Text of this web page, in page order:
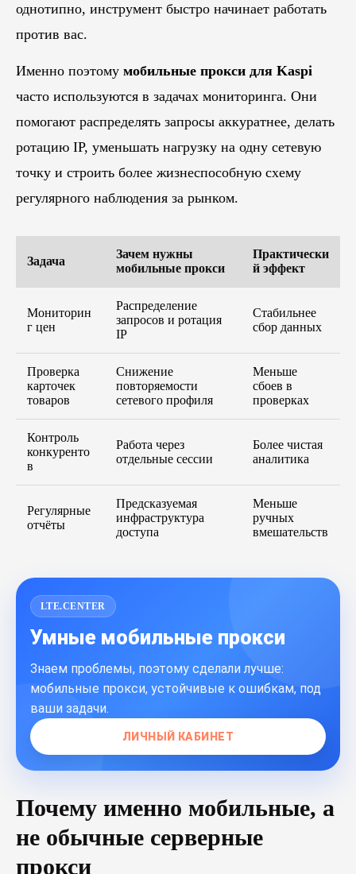
однотипно, инструмент быстро начинает работать
против вас.
Именно поэтому мобильные прокси для Kaspi
часто используются в задачах мониторинга. Они
помогают распределять запросы аккуратнее, делать
ротацию IP, уменьшать нагрузку на одну сетевую
точку и строить более жизнеспособную схему
регулярного наблюдения за рынком.
Задача
Зачем нужны
мобильные прокси
Практически
й эффект
Мониторин
г цен
Распределение
запросов и ротация
IP
Стабильнее
сбор данных
Проверка
карточек
товаров
Снижение
повторяемости
сетевого профиля
Меньше
сбоев в
проверках
Контроль
конкуренто
в
Работа через
отдельные сессии
Более чистая
аналитика
Регулярные
отчёты
Предсказуемая
инфраструктура
доступа
Меньше
ручных
вмешательств
LTE.CENTER
Умные мобильные прокси
Знаем проблемы, поэтому сделали лучше:
мобильные прокси, устойчивые к ошибкам, под
ваши задачи.
ЛИЧНЫЙ КАБИНЕТ
Почему именно мобильные, а
не обычные серверные
прокси